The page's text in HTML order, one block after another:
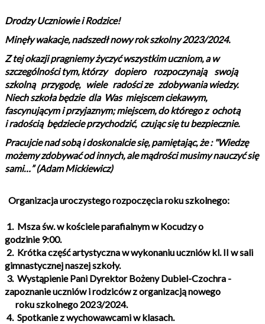
Drodzy Uczniowie i Rodzice!
Minęły wakacje, nadszedł nowy rok szkolny 2023/2024.
Z tej okazji pragniemy życzyć wszystkim uczniom, a w
szczególności tym, którzy dopiero rozpoczynają swoją
szkolną przygodę, wiele radości ze zdobywania wiedzy.
Niech szkoła będzie dla Was miejscem ciekawym,
fascynującym i przyjaznym; miejscem, do którego z ochotą
i radością będziecie przychodzić, czując się tu bezpiecznie.
Pracujcie nad sobą i doskonalcie się, pamiętając, że : "Wiedzę
możemy zdobywać od innych, ale mądrości musimy nauczyć się
sami…” (Adam Mickiewicz)
Organizacja uroczystego rozpoczęcia roku szkolnego:
1. Msza św. w kościele parafialnym w Kocudzy o
godzinie 9:00.
2. Krótka część artystyczna w wykonaniu uczniów kl. II w sali
gimnastycznej naszej szkoły.
3. Wystąpienie Pani Dyrektor Bożeny Dubiel-Czochra -
zapoznanie uczniów i rodziców z organizacją nowego
roku szkolnego 2023/2024.
4. Spotkanie z wychowawcami w klasach.